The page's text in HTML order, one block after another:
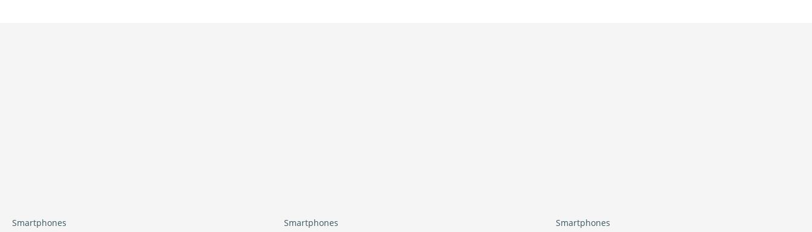
Smartphones Smartphones Smartphones